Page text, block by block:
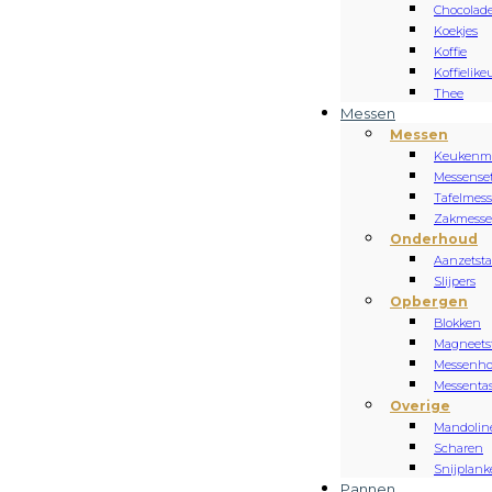
Koekjes
Koffie
Thee
Messen
Messen
Onderhoud
Slijpers
Opbergen
Blokken
Overige
Scharen